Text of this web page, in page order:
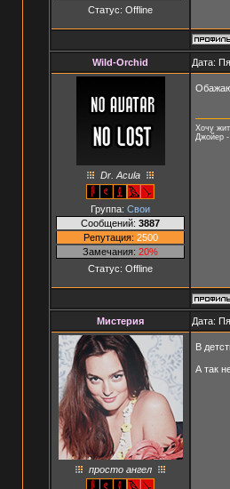
Статус: Offline
Wild-Orchid Дата:
Dr. Acula
Группа: Свои
Сообщений: 3887
Репутация: 2500
Замечания: 20%
Статус: Offline
Хочу
Джойер
Мистерия Дата:
просто ангел
В
А так